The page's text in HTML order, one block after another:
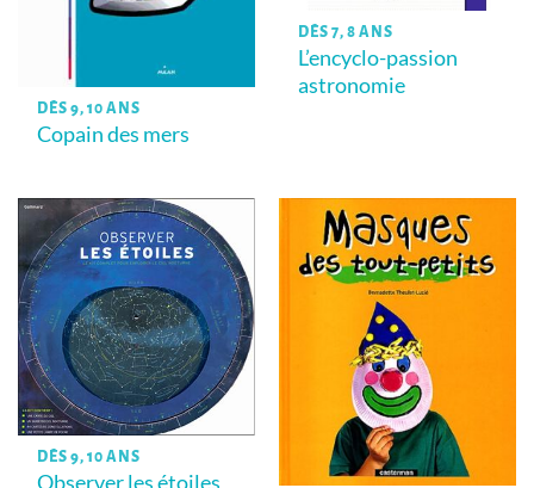
DÈS 9, 10 ANS
Copain des mers
DÈS 7, 8 ANS
L’encyclo-passion
astronomie
DÈS 9, 10 ANS
Observer les étoiles